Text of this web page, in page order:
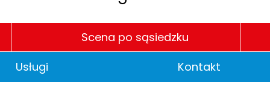
Scena po sąsiedzku
Usługi Kontakt